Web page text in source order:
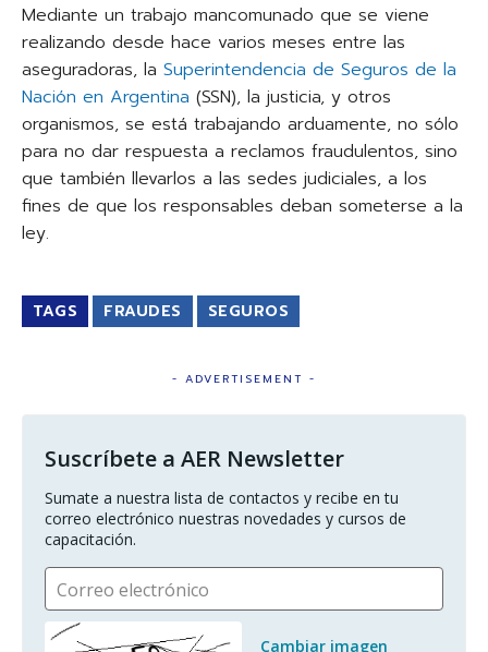
Mediante un trabajo mancomunado que se viene
realizando desde hace varios meses entre las
aseguradoras, la Superintendencia de Seguros de la
Nación en Argentina (SSN), la justicia, y otros
organismos, se está trabajando arduamente, no sólo
para no dar respuesta a reclamos fraudulentos, sino
que también llevarlos a las sedes judiciales, a los
fines de que los responsables deban someterse a la
ley.
TAGS FRAUDES SEGUROS
- ADVERTISEMENT -
Suscríbete a AER Newsletter
Sumate a nuestra lista de contactos y recibe en tu
correo electrónico nuestras novedades y cursos de
capacitación.
Correo electrónico
Cambiar imagen